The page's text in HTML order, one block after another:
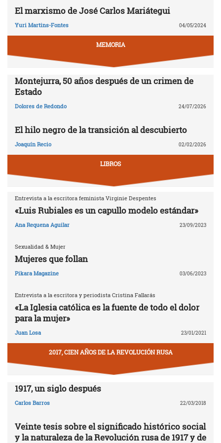
El marxismo de José Carlos Mariátegui
Yuri Martins-Fontes 04/05/2024
MEMORIA
Montejurra, 50 años después de un crimen de
Estado
Dolores de Redondo 24/07/2026
El hilo negro de la transición al descubierto
Joaquín Recio 02/02/2026
LIBROS
Entrevista a la escritora feminista Virginie Despentes
«Luis Rubiales es un capullo modelo estándar»
Ana Requena Aguilar 23/09/2023
Sexualidad & Mujer
Mujeres que follan
Pikara Magazine 03/06/2023
Entrevista a la escritora y periodista Cristina Fallarás
«La Iglesia católica es la fuente de todo el dolor
para la mujer»
Juan Losa 23/01/2021
2017, CIEN AÑOS DE LA REVOLUCIÓN RUSA
1917, un siglo después
Carlos Barros 22/03/2018
Veinte tesis sobre el significado histórico social
y la naturaleza de la Revolución rusa de 1917 y de